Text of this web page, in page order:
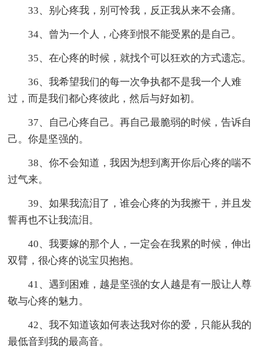
33、别心疼我，别可怜我，反正我从来不会痛。
34、曾为一个人，心疼到恨不能受累的是自己。
35、在心疼的时候，就找个可以狂欢的方式遗忘。
36、我希望我们的每一次争执都不是我一个人难
过，而是我们都心疼彼此，然后与好如初。
37、自己心疼自己。再自己最脆弱的时候，告诉自
己。你是坚强的。
38、你不会知道，我因为想到离开你后心疼的喘不
过气来。
39、如果我流泪了，谁会心疼的为我擦干，并且发
誓再也不让我流泪。
40、我要嫁的那个人，一定会在我累的时候，伸出
双臂，很心疼的说宝贝抱抱。
41、遇到困难，越是坚强的女人越是有一股让人尊
敬与心疼的魅力。
42、我不知道该如何表达我对你的爱，只能从我的
最低音到我的最高音。